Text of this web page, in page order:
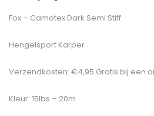
Fox – Camotex Dark Semi Stiff
Hengelsport Karper
Verzendkosten: €4,95 Gratis bij een
Kleur: 15lbs – 20m